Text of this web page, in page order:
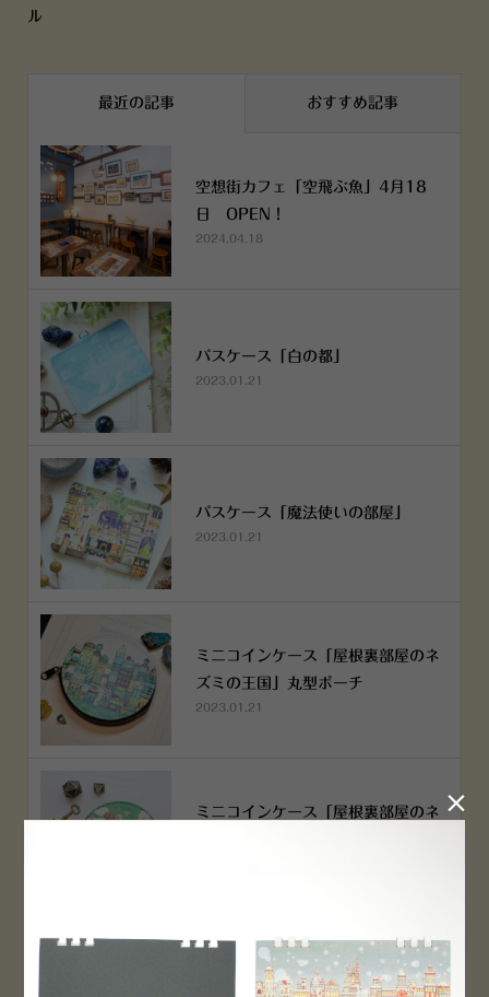
ル
最近の記事 おすすめ記事
空想街カフェ「空飛ぶ魚」4月18
日 OPEN！
2024.04.18
パスケース「白の都」
2023.01.21
パスケース「魔法使いの部屋」
2023.01.21
ミニコインケース「屋根裏部屋のネ
ズミの王国」丸型ポーチ
2023.01.21
ミニコインケース「屋根裏部屋のネ
横浜赤レンガ倉庫店 12月6日 O
